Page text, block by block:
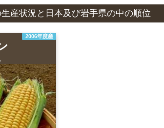
産状況と日本及び岩手県の中の順位
2006年度産